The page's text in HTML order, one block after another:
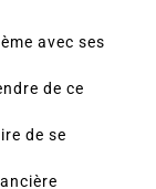
avec ses
de ce
de se